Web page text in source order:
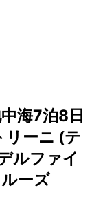
海7泊8日
リーニ (テ
ルファイ
ーズ